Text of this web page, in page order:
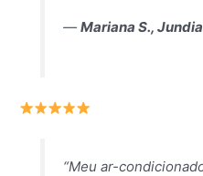
— Mariana S.,
“Meu ar-